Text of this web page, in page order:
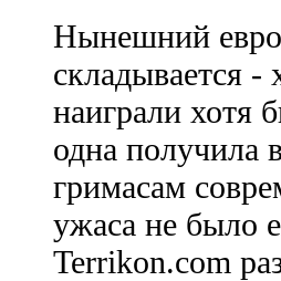
Нынешний
складывается
наиграли хотя
одна получила
гримасам
ужаса не было
Terrikon.com